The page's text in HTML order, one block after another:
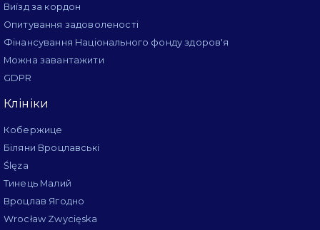
Виїзд за кордон
Опитування задоволеності
Фінансування Національного фонду здоров'я
Можна завантажити
GDPR
Клініки
Кобержице
Біляни Вроцлавські
Ślęza
Тинець Малий
Вроцлав Ягодно
Wrocław Zwycięska